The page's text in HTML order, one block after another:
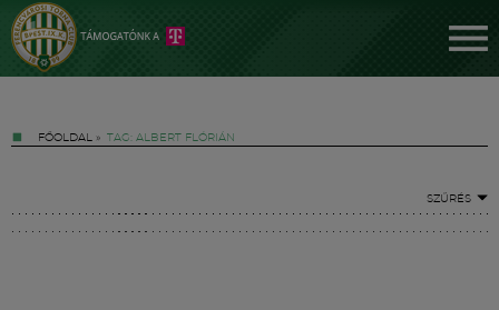
FŐOLDAL » TAG: ALBERT FLÓRIÁN
SZŰRÉS